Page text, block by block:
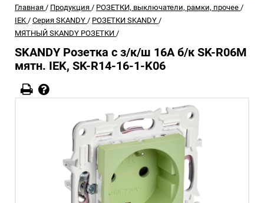
Главная / Продукция / РОЗЕТКИ, выключатели, рамки, прочее /
IEK / Серия SKANDY / РОЗЕТКИ SKANDY /
МЯТНЫЙ SKANDY РОЗЕТКИ /
SKANDY Розетка с з/к/ш 16А б/к SK-R06M
мятн. IEK, SK-R14-16-1-K06